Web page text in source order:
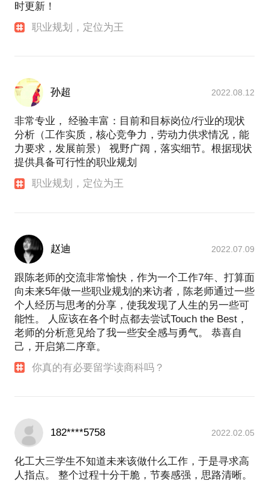
时更新！
职业规划，定位为王
孙超 2022.08.12
非常专业， 经验丰富：目前和目标岗位/行业的现状
分析（工作实质，核心竞争力，劳动力供求情况，能
力要求，发展前景） 视野广阔，落实细节。根据现状
提供具备可行性的职业规划
职业规划，定位为王
赵迪 2022.07.09
跟陈老师的交流非常愉快，作为一个工作7年、打算面
向未来5年做一些职业规划的来访者，陈老师通过一些
个人经历与思考的分享，使我发现了人生的另一些可
能性。 人应该在各个时点都去尝试Touch the Best，
老师的分析意见给了我一些安全感与勇气。 恭喜自
己，开启第二序章。
你真的有必要留学读商科吗？
182****5758 2022.02.05
化工大三学生不知道未来该做什么工作，于是寻求高
人指点。 整个过程十分干脆，节奏感强，思路清晰。